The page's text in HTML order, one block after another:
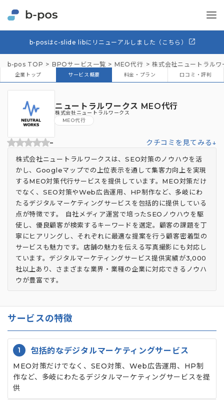
b-posはc-slide libにリニューアルしました（こちら）
b-pos TOP BPOサービス一覧 MEO代行 株式会社ニュートラルワ
企業トップ サービス概要 料金・プラン 口コミ・評判
ニュートラルワークス MEO代行
株式会社ニュートラルワークス
MEO代行
- クチコミを見てみる↓
株式会社ニュートラルワークスは、SEO対策のノウハウを活
かし、Googleマップでの上位表示を通して集客力向上を実現
するMEO対策代行サービスを提供しています。MEO対策だけ
でなく、SEO対策やWeb広告運用、HP制作など、多岐にわ
たるデジタルマーケティングサービスを包括的に提供している
点が特徴です。 自社メディア運営で培ったSEOノウハウを駆
使し、優良顧客が検索するキーワードを選定。顧客の課題を丁
寧にヒアリングし、それぞれに最適な提案を行う顧客密着型の
サービスも魅力です。店舗の魅力を伝える写真撮影にも対応し
ています。デジタルマーケティングサービス提供実績が3,000
社以上あり、さまざまな業界・業種の企業に対応できるノウハ
ウが豊富です。
サービスの特徴
1 包括的なデジタルマーケティングサービス
MEO対策だけでなく、SEO対策、Web広告運用、HP制
作など、多岐にわたるデジタルマーケティングサービスを提
供